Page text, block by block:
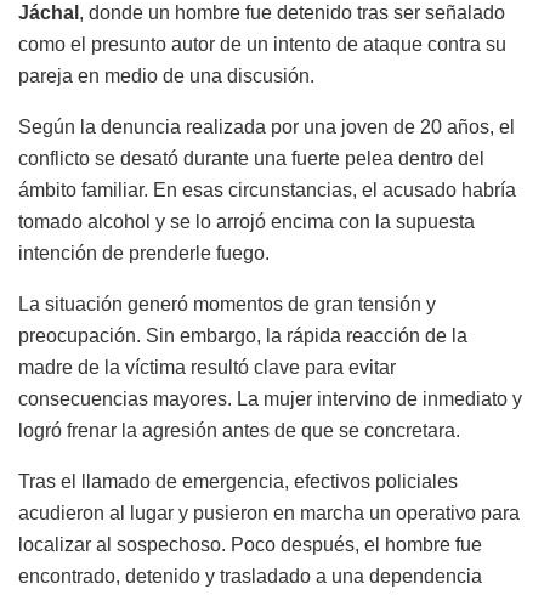
Jáchal , donde un hombre fue detenido tras ser señalado
como el presunto autor de un intento de ataque contra su
pareja en medio de una discusión.
Según la denuncia realizada por una joven de 20 años, el
conflicto se desató durante una fuerte pelea dentro del
ámbito familiar. En esas circunstancias, el acusado habría
tomado alcohol y se lo arrojó encima con la supuesta
intención de prenderle fuego.
La situación generó momentos de gran tensión y
preocupación. Sin embargo, la rápida reacción de la
madre de la víctima resultó clave para evitar
consecuencias mayores. La mujer intervino de inmediato y
logró frenar la agresión antes de que se concretara.
Tras el llamado de emergencia, efectivos policiales
acudieron al lugar y pusieron en marcha un operativo para
localizar al sospechoso. Poco después, el hombre fue
encontrado, detenido y trasladado a una dependencia